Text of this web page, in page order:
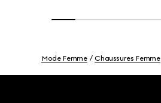
Mode Femme Chaussures Femme